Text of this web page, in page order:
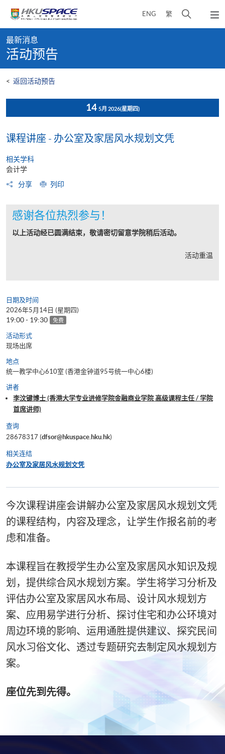
content
ENG 繁
开
弹
出
content
start
最新消息
活动预告
< 返回活动预告
14 5月 2026(星期四)
课程讲座 - 办公室及家居风水规划文凭
相关学科
会计学
分享
列印
感谢各位热烈参与！
以上活动经已圆满结束，敬请密切留意学院稍后活动。
活动重温
日期及时间
2026年5月14日 (星期四)
19:00 - 19:30 免费
活动形式
现场出席
地点
统一教学中心610室 (香港金钟道95号统一中心6楼)
讲者
李汶键博士 (香港大学专业进修学院金融商业学院 高级课程主任 / 学院
首席讲师)
查询
28678317 (dfsor@hkuspace.hku.hk)
相关连结
办公室及家居风水规划文凭
今次课程讲座会讲解办公室及家居风水规划文凭
的课程结构，内容及理念，让学生作报名前的考
虑和准备。
本课程旨在教授学生办公室及家居风水知识及规
划，提供综合风水规划方案。学生将学习分析及
评估办公室及家居风水布局、设计风水规划方
案、应用易学进行分析、探讨住宅和办公环境对
周边环境的影响、运用通胜提供建议、探究民间
风水习俗文化、透过专题研究去制定风水规划方
案。
座位先到先得。